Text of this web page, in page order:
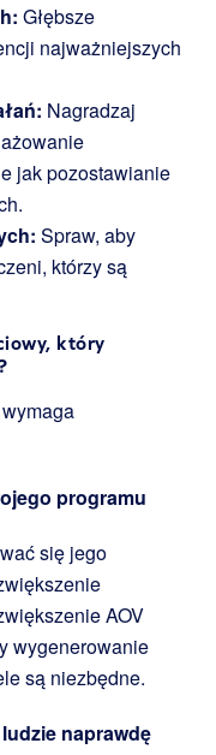
Głębsze
najważniejszych
Nagradzaj
jak pozostawianie
Spraw, aby
którzy są
który
programu
się jego
AOV
wygenerowanie
są niezbędne.
naprawdę